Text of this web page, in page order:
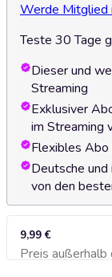
Werde Mitglied
Teste 30 Tage
Dieser und
Streaming
Exklusiver
im Streaming
Flexibles Abo
Deutsche
von den
9,99 €
Preis außerhalb